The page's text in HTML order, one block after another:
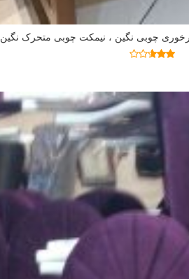
چوبی نگین ، نیمکت چوبی متحرک نگین
اطلاعات بیشتر